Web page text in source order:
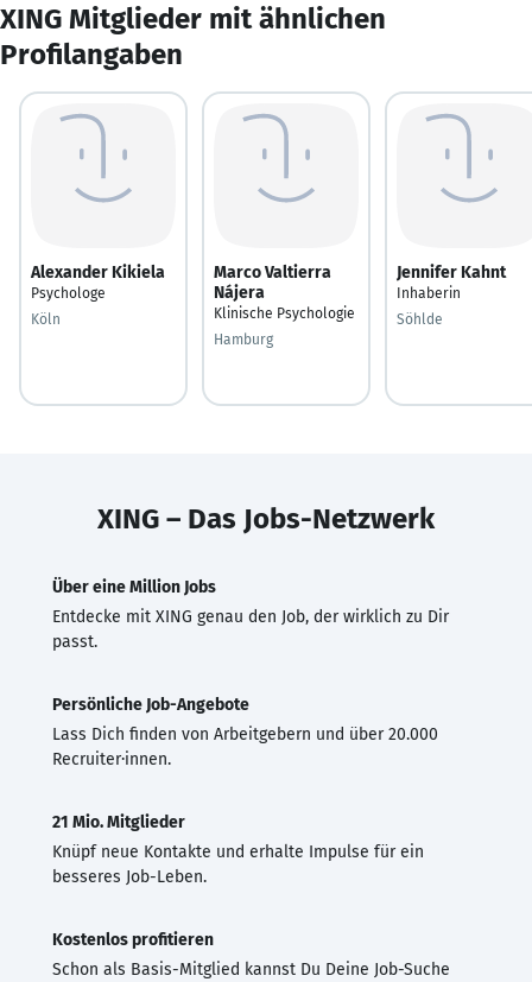
XING Mitglieder mit ähnlichen
Profilangaben
Alexander Kikiela
Psychologe
Köln
Marco Valtierra
Nájera
Klinische Psychologie
Hamburg
Jennifer Kahnt
Inhaberin
Söhlde
XING – Das Jobs-Netzwerk
Über eine Million Jobs
Entdecke mit XING genau den Job, der wirklich zu Dir
passt.
Persönliche Job-Angebote
Lass Dich finden von Arbeitgebern und über 20.000
Recruiter·innen.
21 Mio. Mitglieder
Knüpf neue Kontakte und erhalte Impulse für ein
besseres Job-Leben.
Kostenlos profitieren
Schon als Basis-Mitglied kannst Du Deine Job-Suche